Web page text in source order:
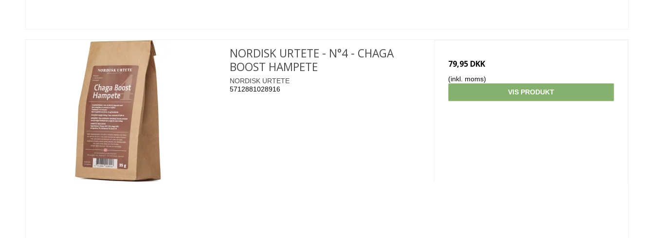
NORDISK URTETE - N°4 - CHAGA
BOOST HAMPETE
NORDISK URTETE
5712881028916
79,95 DKK
(inkl. moms)
VIS PRODUKT